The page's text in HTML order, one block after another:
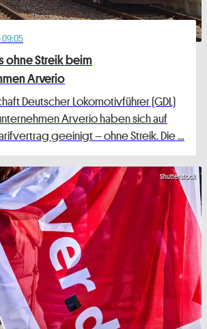
ohne Streik beim
Arverio
Deutscher Lokomotivführer (GDL)
Arverio haben sich auf
geeinigt – ohne Streik. Die …
Shutterstock